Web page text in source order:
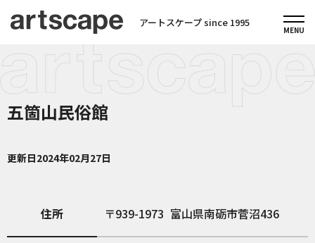
アートスケープ since 1995
五箇山民俗館
更新日2024年02月27日
住所 939-1973 富山県南砺市菅沼436